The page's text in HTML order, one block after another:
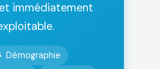
immédiatement
Démographie